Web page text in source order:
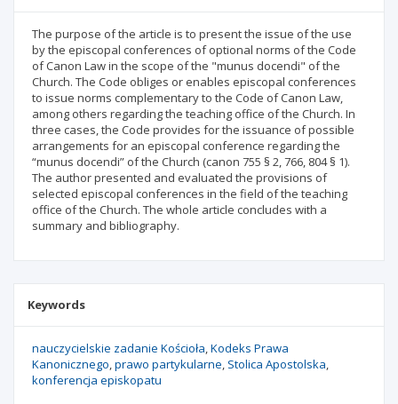
The purpose of the article is to present the issue of the use
by the episcopal conferences of optional norms of the Code
of Canon Law in the scope of the "munus docendi" of the
Church. The Code obliges or enables episcopal conferences
to issue norms complementary to the Code of Canon Law,
among others regarding the teaching office of the Church. In
three cases, the Code provides for the issuance of possible
arrangements for an episcopal conference regarding the
“munus docendi” of the Church (canon 755 § 2, 766, 804 § 1).
The author presented and evaluated the provisions of
selected episcopal conferences in the field of the teaching
office of the Church. The whole article concludes with a
summary and bibliography.
Keywords
nauczycielskie zadanie Kościoła Kodeks Prawa
Kanonicznego prawo partykularne Stolica Apostolska
konferencja episkopatu